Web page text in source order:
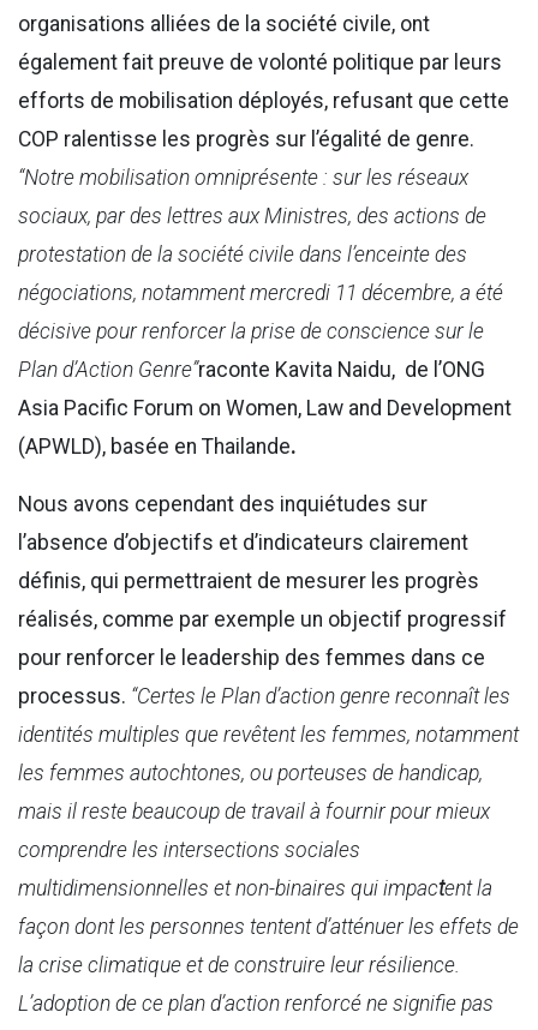
organisations alliées de la société civile, ont
également fait preuve de volonté politique par leurs
efforts de mobilisation déployés, refusant que cette
COP ralentisse les progrès sur l’égalité de genre.
“Notre mobilisation omniprésente : sur les réseaux
sociaux, par des lettres aux Ministres, des actions de
protestation de la société civile dans l’enceinte des
négociations, notamment mercredi 11 décembre, a été
décisive pour renforcer la prise de conscience sur le
Plan d’Action Genre”raconte Kavita Naidu, de l’ONG
Asia Pacific Forum on Women, Law and Development
(APWLD), basée en Thailande.
Nous avons cependant des inquiétudes sur
l’absence d’objectifs et d’indicateurs clairement
définis, qui permettraient de mesurer les progrès
réalisés, comme par exemple un objectif progressif
pour renforcer le leadership des femmes dans ce
processus. “Certes le Plan d’action genre reconnaît les
identités multiples que revêtent les femmes, notamment
les femmes autochtones, ou porteuses de handicap,
mais il reste beaucoup de travail à fournir pour mieux
comprendre les intersections sociales
multidimensionnelles et non-binaires qui impactent la
façon dont les personnes tentent d’atténuer les effets de
la crise climatique et de construire leur résilience.
L’adoption de ce plan d’action renforcé ne signifie pas